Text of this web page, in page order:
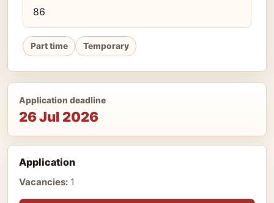
86
Part time Temporary
Application deadline
26 Jul 2026
Application
Vacancies: 1